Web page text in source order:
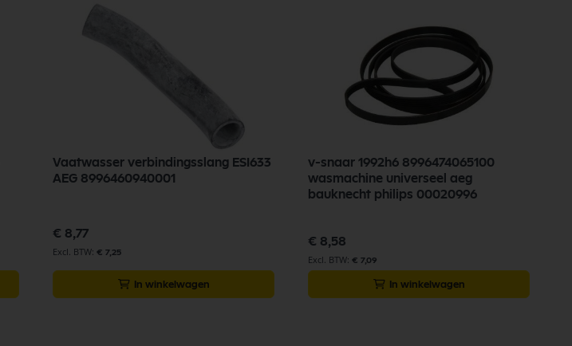
Vaatwasser verbindingsslang ESI633
AEG 8996460940001
€ 8,77
€ 7,25
In winkelwagen
v-snaar 1992h6 8996474065100
wasmachine universeel aeg
bauknecht philips 00020996
€ 8,58
€ 7,09
In winkelwagen